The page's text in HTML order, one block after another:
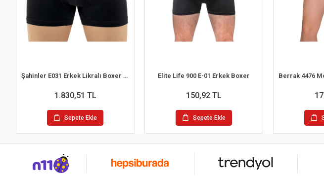
Şahinler E031 Erkek Likralı Boxer Külot 6lı Paket Siyah S
1.830,51 TL
Sepete Ekle
Elite Life 900 E-01 Erkek Boxer
150,92 TL
Sepete Ekle